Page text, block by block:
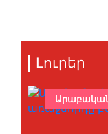
Լուրեր